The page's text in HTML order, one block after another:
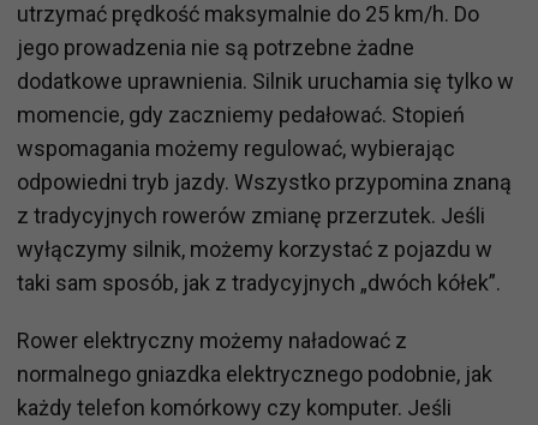
utrzymać prędkość maksymalnie do 25 km/h. Do
jego prowadzenia nie są potrzebne żadne
dodatkowe uprawnienia. Silnik uruchamia się tylko w
momencie, gdy zaczniemy pedałować. Stopień
wspomagania możemy regulować, wybierając
odpowiedni tryb jazdy. Wszystko przypomina znaną
z tradycyjnych rowerów zmianę przerzutek. Jeśli
wyłączymy silnik, możemy korzystać z pojazdu w
taki sam sposób, jak z tradycyjnych „dwóch kółek”.
Rower elektryczny możemy naładować z
normalnego gniazdka elektrycznego podobnie, jak
każdy telefon komórkowy czy komputer. Jeśli